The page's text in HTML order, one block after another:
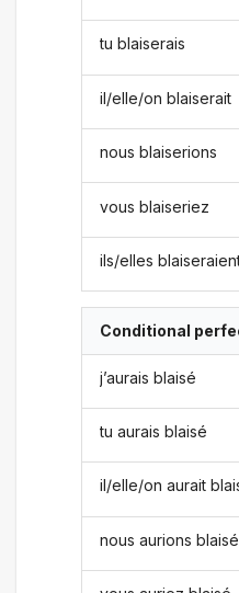
tu blaiserais
il/elle/on blaiserait
nous blaiserions
vous blaiseriez
ils/elles
Conditional
j’aurais blaisé
tu aurais blaisé
il/elle/on aurait
nous aurions blaisé